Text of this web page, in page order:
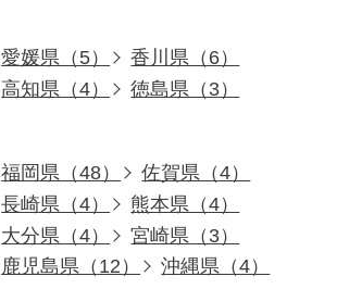
愛媛県（5）
香川県（6）
高知県（4）
徳島県（3）
福岡県（48）
佐賀県（4）
長崎県（4）
熊本県（4）
大分県（4）
宮崎県（3）
鹿児島県（12）
沖縄県（4）